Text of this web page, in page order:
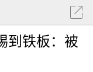
到铁板：被